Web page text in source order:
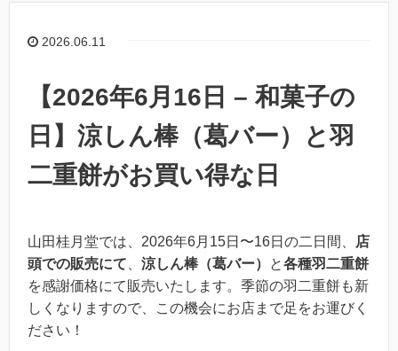
2026.06.11
【2026年6月16日 – 和菓子の
日】涼しん棒（葛バー）と羽
二重餅がお買い得な日
山田桂月堂では、2026年6月15日〜16日の二日間、
店
頭での販売にて
涼しん棒（葛バー） と各種羽二重餅
を感謝価格にて販売いたします。季節の羽二重餅も新
しくなりますので、この機会にお店まで足をお運びく
ださい！